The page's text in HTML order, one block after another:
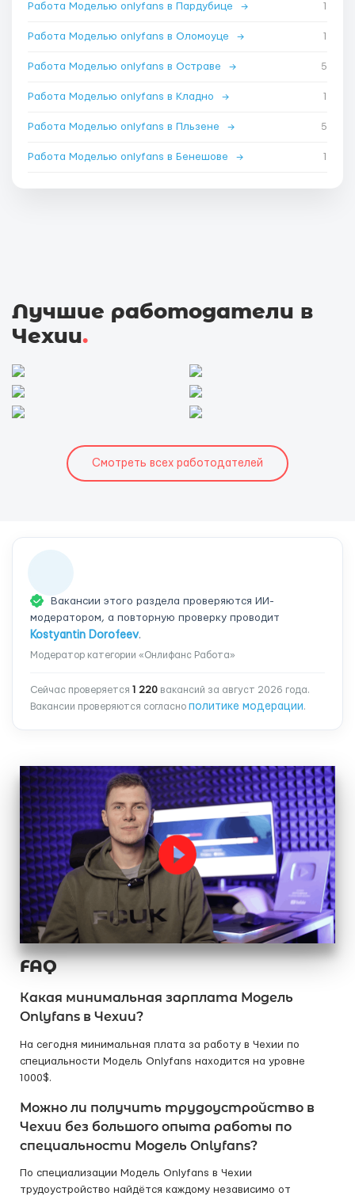
Работа Моделью onlyfans в Пардубице → 1
Работа Моделью onlyfans в Оломоуце → 1
Работа Моделью onlyfans в Остраве → 5
Работа Моделью onlyfans в Кладно → 1
Работа Моделью onlyfans в Пльзене → 5
Работа Моделью onlyfans в Бенешове → 1
Лучшие работодатели в
Чехии.
Смотреть всех работодателей
Вакансии этого раздела проверяются ИИ-
модератором, а повторную проверку проводит
Kostyantin Dorofeev.
Модератор категории «Онлифанс Работа»
Сейчас проверяется 1 220 вакансий за август 2026 года.
Вакансии проверяются согласно политике модерации.
FAQ
Какая минимальная зарплата Модель
Onlyfans в Чехии?
На сегодня минимальная плата за работу в Чехии по
специальности Модель Onlyfans находится на уровне
1000$.
Можно ли получить трудоустройство в
Чехии без большого опыта работы по
специальности Модель Onlyfans?
По специализации Модель Onlyfans в Чехии
трудоустройство найдётся каждому независимо от